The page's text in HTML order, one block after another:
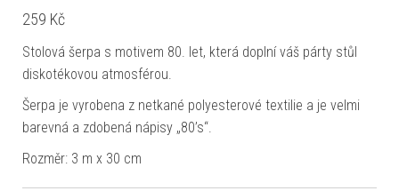
259 Kč
Stolová šerpa s motivem 80. let, která doplní váš párty stůl
diskotékovou atmosférou.
Šerpa je vyrobena z netkané polyesterové textilie a je velmi
barevná a zdobená nápisy „80’s“.
Rozměr: 3 m x 30 cm